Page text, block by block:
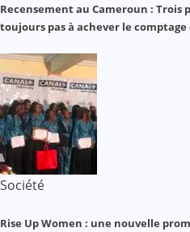
Recensement au Cameroun : Trois
toujours pas à achever le
Société
Rise Up Women : une nouvelle